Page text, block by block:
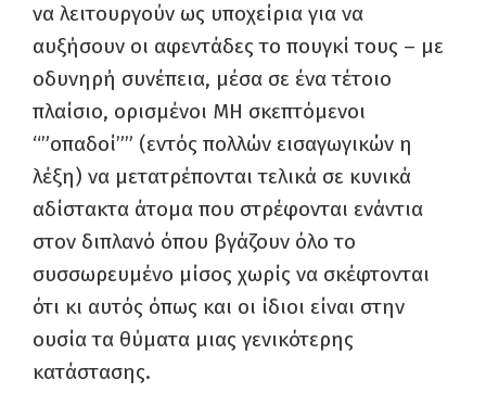
να λειτουργούν ως υποχείρια για να
αυξήσουν οι αφεντάδες το πουγκί τους – με
οδυνηρή συνέπεια, μέσα σε ένα τέτοιο
πλαίσιο, ορισμένοι ΜΗ σκεπτόμενοι
“”οπαδοί”” (εντός πολλών εισαγωγικών η
λέξη) να μετατρέπονται τελικά σε κυνικά
αδίστακτα άτομα που στρέφονται ενάντια
στον διπλανό όπου βγάζουν όλο το
συσσωρευμένο μίσος χωρίς να σκέφτονται
ότι κι αυτός όπως και οι ίδιοι είναι στην
ουσία τα θύματα μιας γενικότερης
κατάστασης.